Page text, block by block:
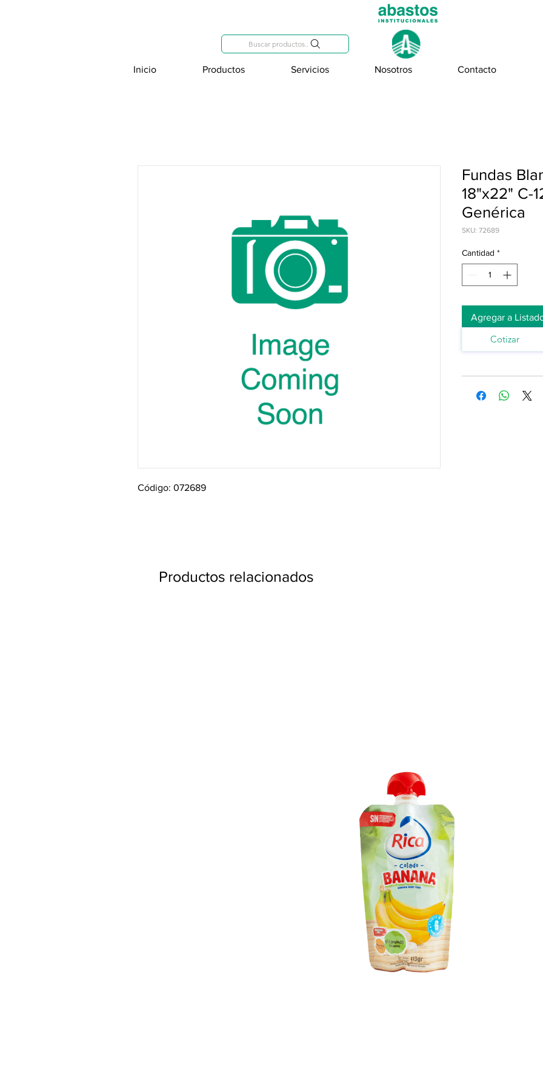
Buscar productos..
Inicio Productos Servicios Nosotros Contacto
Código: 072689
Fundas
18"x22" C-
Genérica
SKU: 72689
Cantidad *
Agregar a
Cotizar
Productos relacionados